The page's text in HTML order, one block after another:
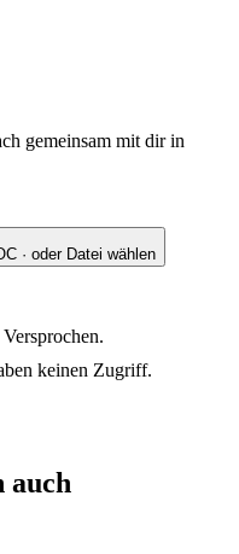
gemeinsam mit dir in
· oder Datei wählen
keinen Zugriff.
auch